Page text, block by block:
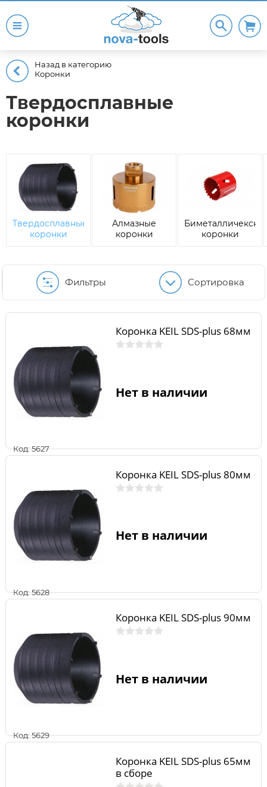
Назад в категорию
Коронки
Твердосплавные
коронки
Твердосплавные
коронки
Алмазные
коронки
коронки
Фильтры Сортировка
Код: 5627
Коронка KEIL SDS-plus 68мм
Нет в наличии
Код: 5628
Коронка KEIL SDS-plus 80мм
Нет в наличии
Код: 5629
Коронка KEIL SDS-plus 90мм
Нет в наличии
Коронка KEIL SDS-plus 65мм
в сборе